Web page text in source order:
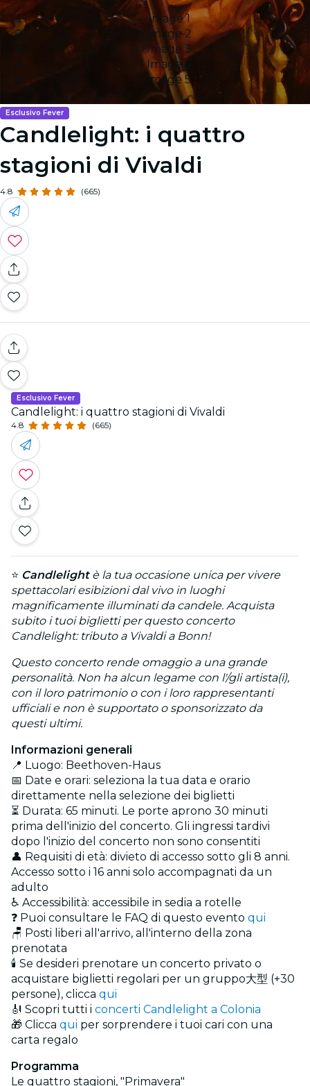
Image 1
Image 2
Image 3
Image 4
Image 5
Esclusivo Fever
Candlelight: i quattro
stagioni di Vivaldi
4.8 (665)
Esclusivo Fever
Candlelight: i quattro stagioni di Vivaldi
4.8 (665)
⭐ Candlelightè la tua occasione unica per vivere
spettacolari esibizioni dal vivo in luoghi
magnificamente illuminati da candele. Acquista
subito i tuoi biglietti per questo concerto
Candlelight: tributo a Vivaldi a Bonn!
Questo concerto rende omaggio a una grande
personalità. Non ha alcun legame con l'/gli artista(i),
con il loro patrimonio o con i loro rappresentanti
ufficiali e non è supportato o sponsorizzato da
questi ultimi.
Informazioni generali
📍 Luogo: Beethoven-Haus
📅 Date e orari: seleziona la tua data e orario
direttamente nella selezione dei biglietti
⏳ Durata: 65 minuti. Le porte aprono 30 minuti
prima dell'inizio del concerto. Gli ingressi tardivi
dopo l'inizio del concerto non sono consentiti
👤 Requisiti di età: divieto di accesso sotto gli 8 anni.
Accesso sotto i 16 anni solo accompagnati da un
adulto
♿ Accessibilità: accessibile in sedia a rotelle
❓ Puoi consultare le FAQ di questo evento qui
🪑 Posti liberi all'arrivo, all'interno della zona
prenotata
🕯️ Se desideri prenotare un concerto privato o
acquistare biglietti regolari per un gruppo大型 (+30
persone), clicca qui
🎻 Scopri tutti i concerti Candlelight a Colonia
🎁 Clicca qui per sorprendere i tuoi cari con una
carta regalo
Programma
Le quattro stagioni, "Primavera"